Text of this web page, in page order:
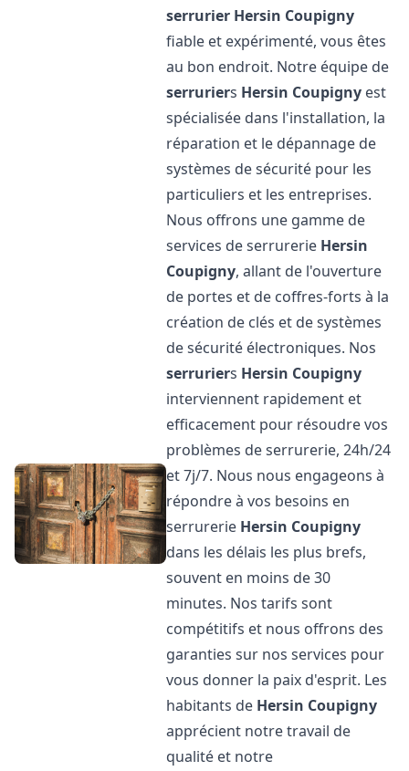
serrurier Hersin Coupigny
fiable et expérimenté, vous êtes
au bon endroit. Notre équipe de
serruriers Hersin Coupigny est
spécialisée dans l'installation, la
réparation et le dépannage de
systèmes de sécurité pour les
particuliers et les entreprises.
Nous offrons une gamme de
services de serrurerie Hersin
Coupigny, allant de l'ouverture
de portes et de coffres-forts à la
création de clés et de systèmes
de sécurité électroniques. Nos
serruriers Hersin Coupigny
interviennent rapidement et
efficacement pour résoudre vos
problèmes de serrurerie, 24h/24
et 7j/7. Nous nous engageons à
répondre à vos besoins en
serrurerie Hersin Coupigny
dans les délais les plus brefs,
souvent en moins de 30
minutes. Nos tarifs sont
compétitifs et nous offrons des
garanties sur nos services pour
vous donner la paix d'esprit. Les
habitants de Hersin Coupigny
apprécient notre travail de
qualité et notre